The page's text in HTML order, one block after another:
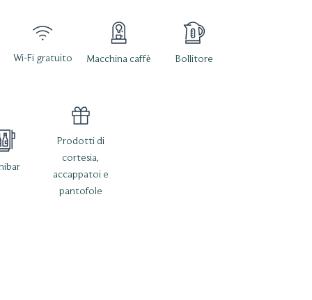
Wi-Fi gratuito Macchina caffè Bollitore
Prodotti di
cortesia,
accappatoi e
pantofole